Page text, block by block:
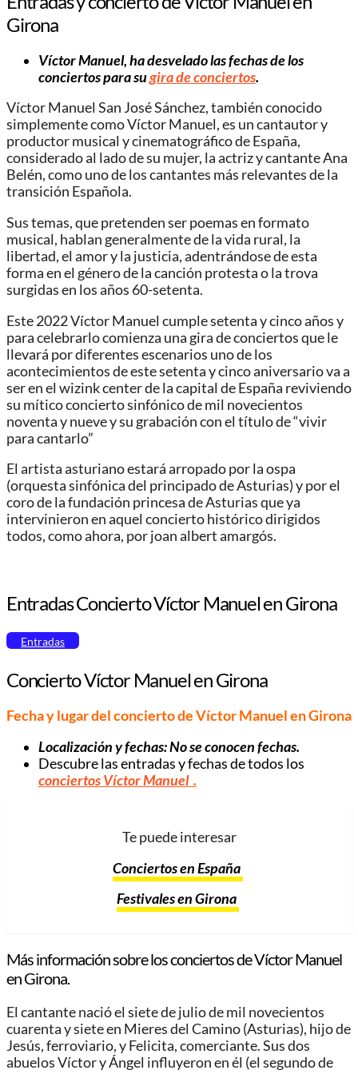
Girona
Víctor Manuel, ha desvelado las fechas de los
conciertos para sugira de conciertos.
Víctor Manuel San José Sánchez, también conocido
simplemente como Víctor Manuel, es un cantautor y
productor musical y cinematográfico de España,
considerado al lado de su mujer, la actriz y cantante Ana
Belén, como uno de los cantantes más relevantes de la
transición Española.
Sus temas, que pretenden ser poemas en formato
musical, hablan generalmente de la vida rural, la
libertad, el amor y la justicia, adentrándose de esta
forma en el género de la canción protesta o la trova
surgidas en los años 60-setenta.
Este 2022 Víctor Manuel cumple setenta y cinco años y
para celebrarlo comienza una gira de conciertos que le
llevará por diferentes escenarios uno de los
acontecimientos de este setenta y cinco aniversario va a
ser en el wizink center de la capital de España reviviendo
su mítico concierto sinfónico de mil novecientos
noventa y nueve y su grabación con el título de “vivir
para cantarlo”
El artista asturiano estará arropado por la ospa
(orquesta sinfónica del principado de Asturias) y por el
coro de la fundación princesa de Asturias que ya
intervinieron en aquel concierto histórico dirigidos
todos, como ahora, por joan albert amargós.
Entradas Concierto Víctor Manuel en Girona
Entradas
Concierto Víctor Manuel en Girona
Fecha y lugar del concierto de Víctor Manuel en Girona
Localización y fechas: No se conocen fechas.
Descubre las entradas y fechas de todos los
conciertos Víctor Manuel .
Te puede interesar
Conciertos en España
Festivales en Girona
Más información sobre los conciertos de Víctor Manuel
en Girona.
El cantante nació el siete de julio de mil novecientos
cuarenta y siete en Mieres del Camino (Asturias), hijo de
Jesús, ferroviario, y Felicita, comerciante. Sus dos
abuelos Víctor y Ángel influyeron en él (el segundo de